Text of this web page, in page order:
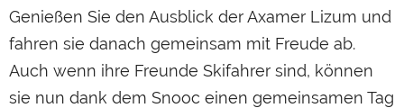
Genießen Sie den Ausblick der Axamer Lizum und
fahren sie danach gemeinsam mit Freude ab.
Auch wenn ihre Freunde Skifahrer sind, können
sie nun dank dem Snooc einen gemeinsamen Tag